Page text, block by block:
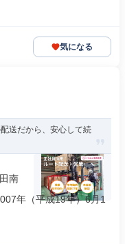
気になる
送だから、安心して続
南
年（平成19年）6月1